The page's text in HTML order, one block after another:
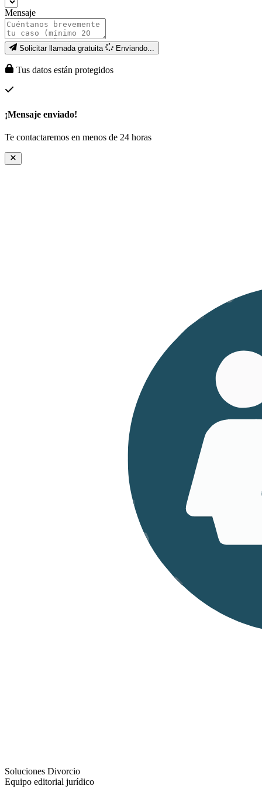
Mensaje
Solicitar llamada gratuita Enviando...
Tus datos están protegidos
¡Mensaje enviado!
Te contactaremos en menos de 24 horas
Soluciones Divorcio
Equipo editorial jurídico